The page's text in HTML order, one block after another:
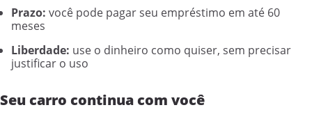
Prazo: você pode pagar seu empréstimo em até 60
meses
Liberdade: use o dinheiro como quiser, sem precisar
justificar o uso
Seu carro continua com você